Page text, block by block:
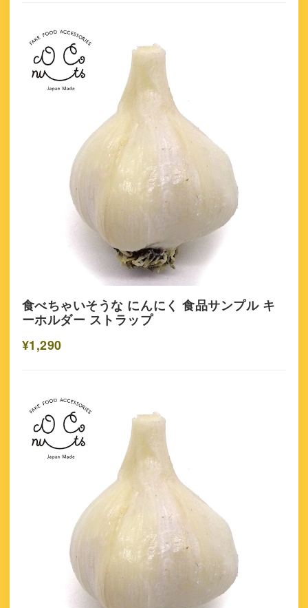
食べちゃいそうな にんにく 食品サンプル キ
ーホルダー ストラップ
¥1,290